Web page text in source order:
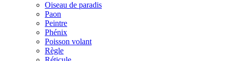
Oiseau de paradis
Paon
Peintre
Phénix
Poisson volant
Règle